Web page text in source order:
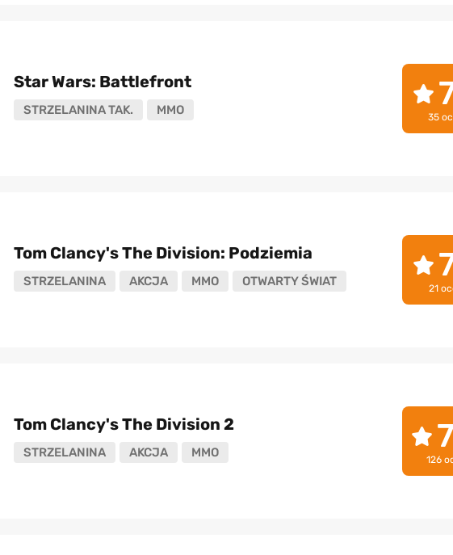
Star Wars: Battlefront
STRZELANINA TAK. MMO 35
Tom Clancy's The Division: Podziemia
STRZELANINA AKCJA MMO OTWARTY ŚWIAT 21
Tom Clancy's The Division 2
STRZELANINA AKCJA MMO 126